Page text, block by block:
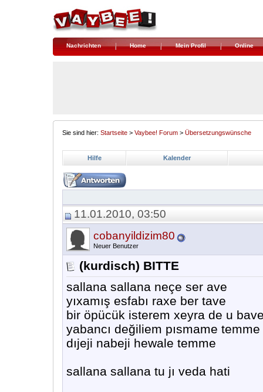
Nachrichten Home Mein Profil Online
Sie sind hier: Startseite > Vaybee! Forum > Übersetzungswünsche
Hilfe Kalender
11.01.2010, 03:50
cobanyildizim80
Neuer Benutzer
(kurdisch) BITTE
sallana sallana neçe ser ave
yıxamış esfabı raxe ber tave
bir öpücük isterem xeyra de u
yabancı değiliem pısmame temme
dıjeji nabeji hewale temme
sallana sallana tu jı veda hati